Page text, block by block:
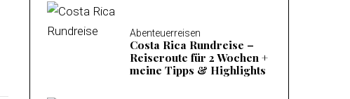
Abenteuerreisen
Costa Rica Rundreise –
Reiseroute für 2 Wochen +
meine Tipps & Highlights